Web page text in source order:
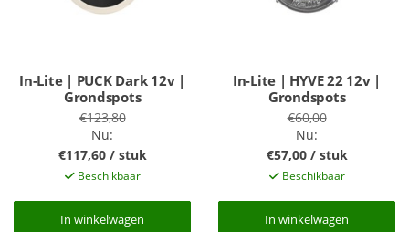
In-Lite | PUCK Dark 12v |
Grondspots
€123,80
Nu:
€117,60 / stuk
Beschikbaar
In winkelwagen
In winkelwagen
In-Lite | HYVE 22 12v |
Grondspots
€60,00
Nu:
€57,00 / stuk
Beschikbaar
In winkelwagen
In winkelwagen